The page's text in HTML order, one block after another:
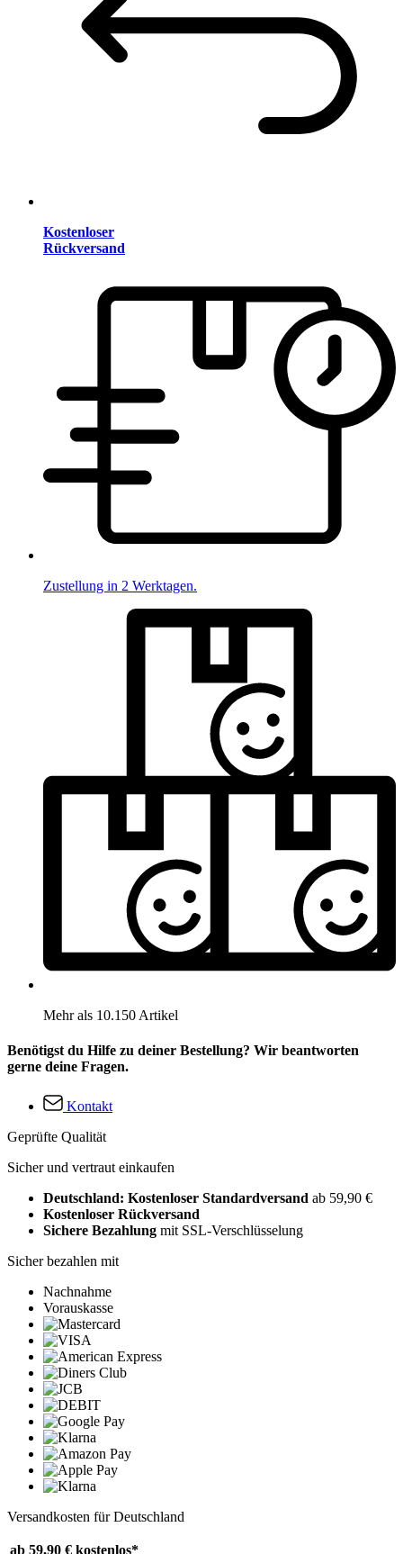
Kostenloser
Rückversand
Zustellung in 2 Werktagen.
Mehr als 10.150 Artikel
Benötigst du Hilfe zu deiner Bestellung? Wir beantworten
gerne deine Fragen.
Kontakt
Geprüfte Qualität
Sicher und vertraut einkaufen
Deutschland: Kostenloser Standardversand ab 59,90 €
Kostenloser Rückversand
Sichere Bezahlung mit SSL-Verschlüsselung
Sicher bezahlen mit
Nachnahme
Vorauskasse
Versandkosten für Deutschland
ab 59,90 € kostenlos*